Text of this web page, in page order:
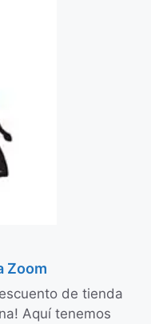
Zoom
de tienda
Aquí tenemos